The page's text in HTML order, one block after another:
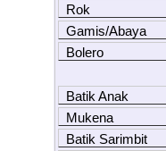
Rok
Gamis/Abaya
Bolero
Batik Anak
Mukena
Batik Sarimbit